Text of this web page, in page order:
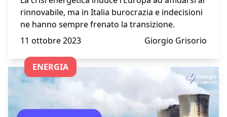
rinnovabile, ma in Italia burocrazia e indecisioni
ne hanno sempre frenato la transizione.
11 ottobre 2023
Giorgio Grisorio
ENERGIA